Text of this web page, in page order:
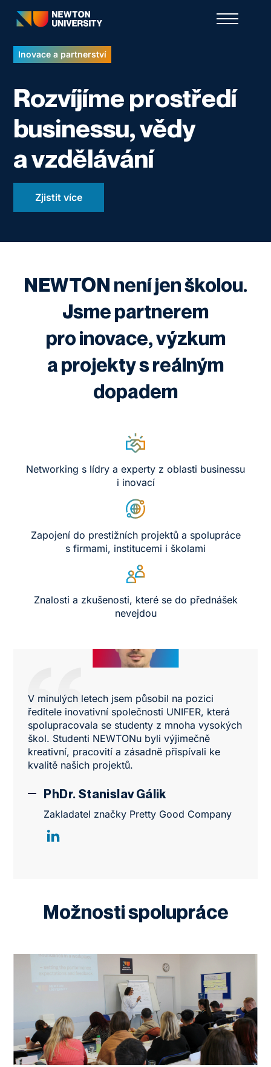
Inovace a partnerství
Rozvíjíme prostředí
businessu, vědy
a vzdělávání
Zjistit více
NEWTON není jen školou.
Jsme partnerem
pro inovace, výzkum
a projekty s reálným
dopadem
Networking s lídry a experty z oblasti businessu
i inovací
Zapojení do prestižních projektů a spolupráce
s firmami, institucemi i školami
Znalosti a zkušenosti, které se do přednášek
nevejdou
V minulých letech jsem působil na pozici
ředitele inovativní společnosti UNIFER, která
spolupracovala se studenty z mnoha vysokých
škol. Studenti NEWTONu byli výjimečně
kreativní, pracovití a zásadně přispívali ke
kvalitě našich projektů.
PhDr. Stanislav Gálik
Zakladatel značky Pretty Good Company
Možnosti spolupráce